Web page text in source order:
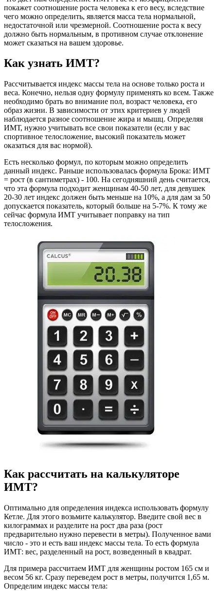
покажет соотношение роста человека к его весу, вследствие
чего можно определить, является масса тела нормальной,
недостаточной или чрезмерной. Соотношение роста к весу
должно быть нормальным, в противном случае отклонение
может сказаться на вашем здоровье.
Как узнать ИМТ?
Рассчитывается индекс массы тела на основе только роста и
веса. Конечно, нельзя одну формулу применять ко всем. Также
необходимо брать во внимание пол, возраст человека, его
образ жизни. В зависимости от этих критериев у людей
наблюдается разное соотношение жира и мышц. Определяя
ИМТ, нужно учитывать все свои показатели (если у вас
спортивное телосложение, высокий показатель может
оказаться для вас нормой).
Есть несколько формул, по которым можно определить
данный индекс. Раньше использовалась формула Брока: ИМТ
= рост (в сантиметрах) - 100. На сегодняшний день считается,
что эта формула подходит женщинам 40-50 лет, для девушек
20-30 лет индекс должен быть меньше на 10%, а для дам за 50
допускается показатель, который больше на 5-7%. К тому же
сейчас формула ИМТ учитывает поправку на тип
телосложения.
Как рассчитать на калькуляторе
ИМТ?
Оптимально для определения индекса использовать формулу
Кетле. Для этого возьмите калькулятор. Введите свой вес в
килограммах и разделите на рост два раза (рост
предварительно нужно перевести в метры). Полученное вами
число - это и есть ваш индекс массы тела. То есть формула
ИМТ: вес, разделенный на рост, возведенный в квадрат.
Для примера рассчитаем ИМТ для женщины ростом 165 см и
весом 56 кг. Сразу переведем рост в метры, получится 1,65 м.
Определим индекс массы тела: